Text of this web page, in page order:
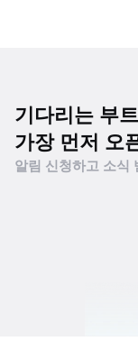
기다리는 부
가장 먼저 오
알림 신청하고 소식